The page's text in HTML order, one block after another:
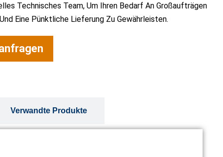
Technisches Team, Um Ihren Bedarf An Großaufträgen
Eine Pünktliche Lieferung Zu Gewährleisten.
Verwandte Produkte